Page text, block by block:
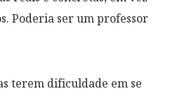
Poderia ser um professor
terem dificuldade em se